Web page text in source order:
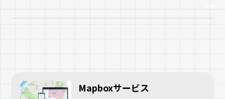
Mapboxサービス